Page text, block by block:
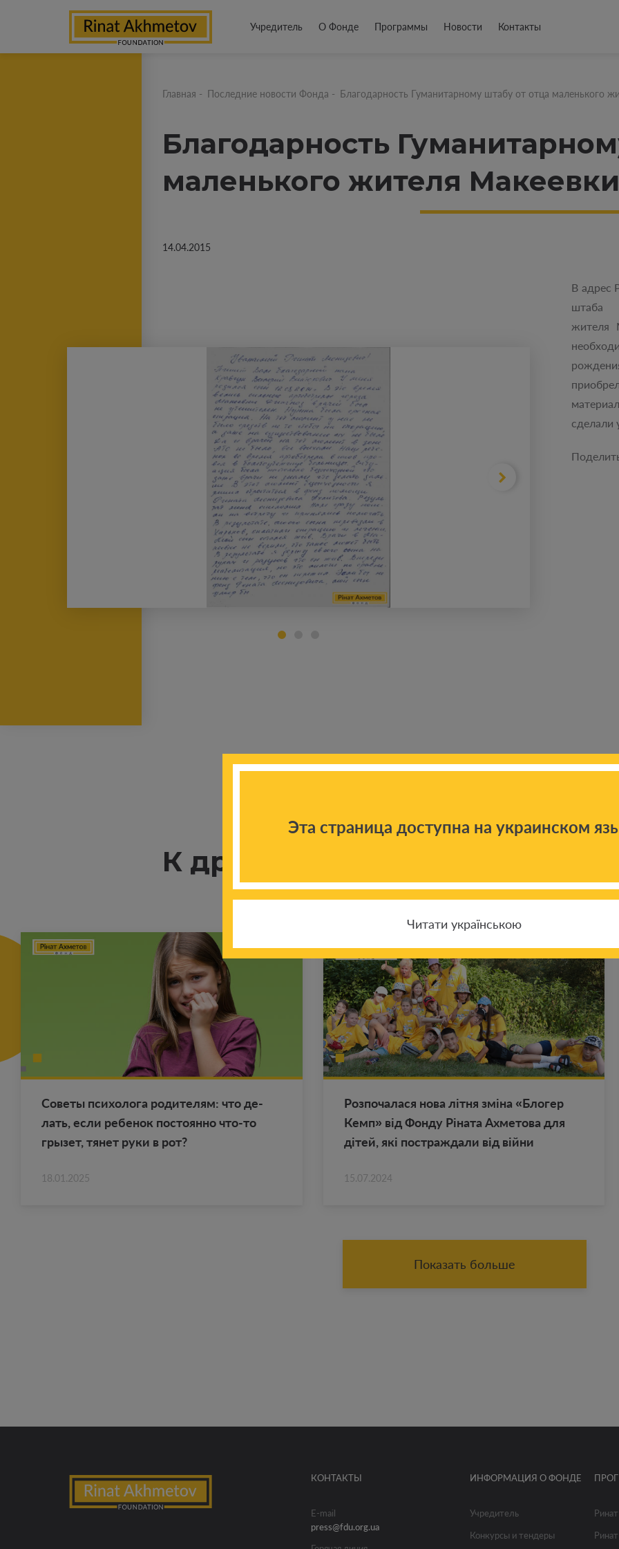
Учредитель О Фонде Программы Новости Контакты
Главная - Последние новости Фонда - Благодарность Гуманитарному штабу от отца маленького
Благодарность
маленького жителя Макеевки
14.04.2015
В адрес
штаба
жителя
К другим новостям
Со­ве­ты пси­хо­ло­га ро­ди­те­лям: что де­
лать, если ре­бе­нок по­сто­ян­но что-то
гры­зет, тянет руки в рот?
18.01.2025
Роз­по­ча­ла­ся нова літня зміна «Бло­гер
Кемп» від Фонду Ріната Ах­ме­то­ва для
дітей, які по­ст­раж­да­ли від війни
15.07.2024
Показать больше
КОНТАКТЫ
E-mail
press@fdu.org.ua
ИНФОРМАЦИЯ О ФОНДЕ
Учредитель
Конкурсы и тендеры
Эта страница доступна на украинском
Читати українською